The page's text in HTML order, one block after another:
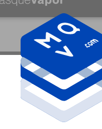
Tu pedido puede ser enviado en